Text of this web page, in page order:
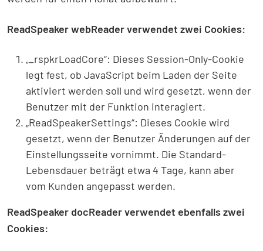
ReadSpeaker webReader verwendet zwei Cookies:
„_rspkrLoadCore“: Dieses Session-Only-Cookie
legt fest, ob JavaScript beim Laden der Seite
aktiviert werden soll und wird gesetzt, wenn der
Benutzer mit der Funktion interagiert.
„ReadSpeakerSettings“: Dieses Cookie wird
gesetzt, wenn der Benutzer Änderungen auf der
Einstellungsseite vornimmt. Die Standard-
Lebensdauer beträgt etwa 4 Tage, kann aber
vom Kunden angepasst werden.
ReadSpeaker docReader verwendet ebenfalls zwei
Cookies: